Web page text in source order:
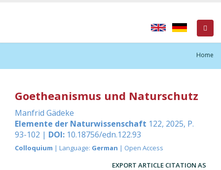
Home
Goetheanismus und Naturschutz
Manfrid Gädeke
Elemente der Naturwissenschaft 122, 2025, P.
93-102 | DOI: 10.18756/edn.122.93
Colloquium | Language: German | Open Access
EXPORT ARTICLE CITATION AS